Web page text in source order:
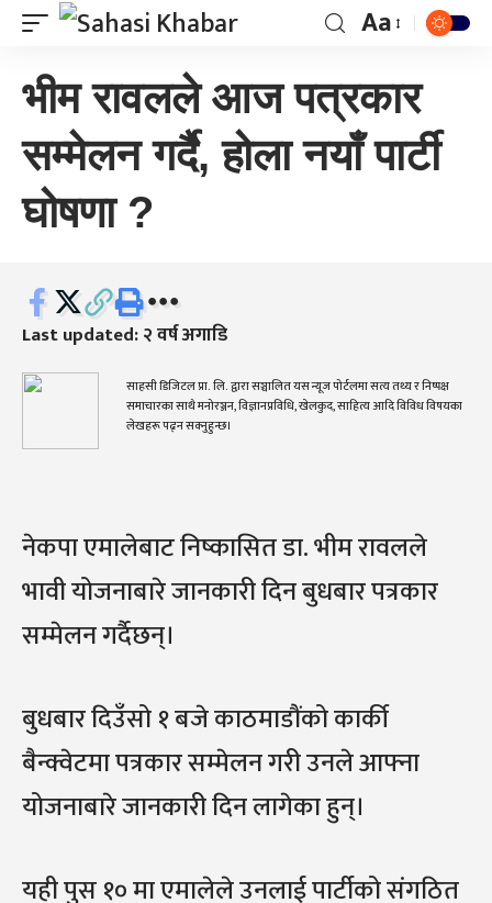
Aa
भीम रावलले आज पत्रकार
सम्मेलन गर्दै, होला नयाँ पार्टी
घोषणा ?
Last updated: २ वर्ष अगाडि
साहसी डिजिटल प्रा. लि. द्वारा सञ्चालित यस न्यूज पोर्टलमा सत्य तथ्य र निष्पक्ष
समाचारका साथै मनोरञ्जन, विज्ञानप्रविधि, खेलकुद, साहित्य आदि विविध विषयका
लेखहरू पढ्न सक्नुहुन्छ।
नेकपा एमालेबाट निष्कासित डा. भीम रावलले
भावी योजनाबारे जानकारी दिन बुधबार पत्रकार
सम्मेलन गर्दैछन्।
बुधबार दिउँसो १ बजे काठमाडौंको कार्की
बैन्क्वेटमा पत्रकार सम्मेलन गरी उनले आफ्ना
योजनाबारे जानकारी दिन लागेका हुन्।
यही पुस १० मा एमालेले उनलाई पार्टीको संगठित